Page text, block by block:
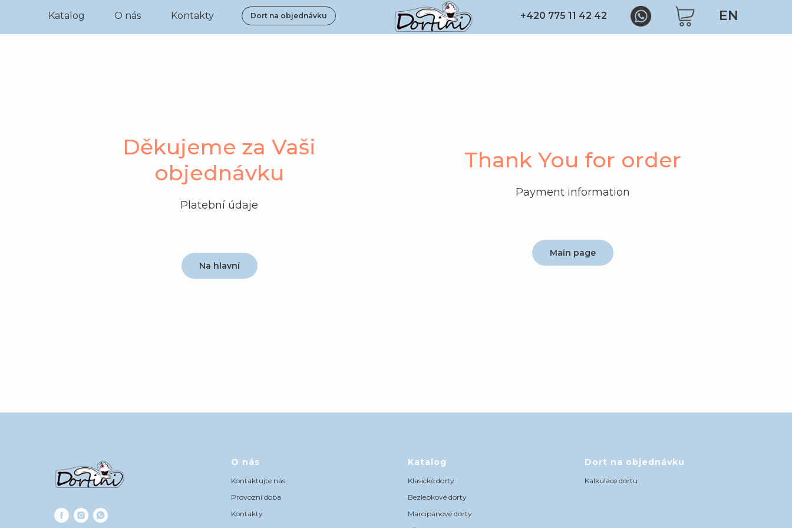
Katalog O nás Kontakty EN
+420 775 11 42 42
Dort na objednávku
Děkujeme za Vaši
objednávku
Platební údaje
Na hlavní
Thank You for order
Payment information
Main page
O nás
Kontaktujte nás
Provozni doba
Kontakty
Katalog
Klasické dorty
Bezlepkové dorty
Marcipánové dorty
Dort na objednávku
Kalkulace dortu